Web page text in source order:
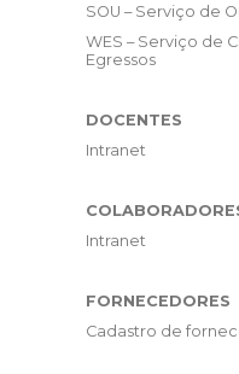
SOU – Serviço de
WES – Serviço de
Egressos
DOCENTES
Intranet
Intranet
FORNECEDORES
Cadastro de